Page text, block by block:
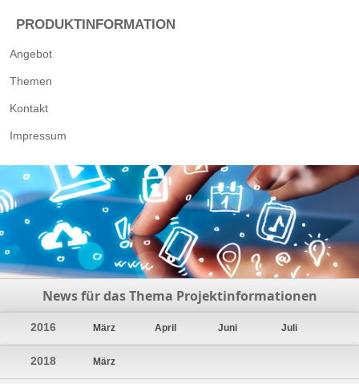
PRODUKTINFORMATION
Angebot
Themen
Kontakt
Impressum
News für das Thema Projektinformationen
2016 März April Juni Juli
2018 März